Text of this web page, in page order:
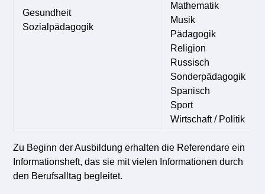
Gesundheit
Sozialpädagogik
Mathematik
Musik
Pädagogik
Religion
Russisch
Sonderpädagogik
Spanisch
Sport
Wirtschaft / Politik
Zu Beginn der Ausbildung erhalten die Referendare ein
Informationsheft, das sie mit vielen Informationen durch
den Berufsalltag begleitet.